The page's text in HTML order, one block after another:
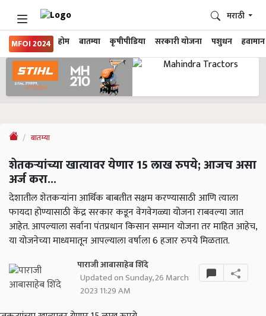
MFOI 2024 होम बातम्या कृषीपीडिया सरकारी योजना पशुधन हवामान
मराठी
बातम्या
शेतकऱ्यांच्या खात्यावर येणार 15 लाख रुपये; आजच असा
अर्ज करा...
देशातील शेतकऱ्यांना आर्थिक बाबतीत सक्षम करण्यासाठी आणि त्याला
फायदा होण्यासाठी केंद्र सरकार कडून वेगवेगळ्या योजना राबवल्या जात
आहेत. आपल्याला सर्वाना पंतप्रधान किसान सम्मान योजना तर माहित आहेच,
या योजनेच्या माध्यमातून आपल्याला वर्षाला 6 हजार रुपये मिळतात.
पाराजी आबासाहेब शिंदे
Updated on Sunday, 26 March
2023 11:29 AM